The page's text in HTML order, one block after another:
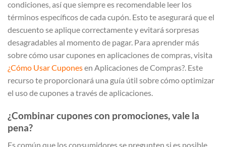
condiciones, así que siempre es recomendable leer los
términos específicos de cada cupón. Esto te asegurará que el
descuento se aplique correctamente y evitará sorpresas
desagradables al momento de pagar. Para aprender más
sobre cómo usar cupones en aplicaciones de compras, visita
¿Cómo Usar Cuponesen Aplicaciones de Compras?. Este
recurso te proporcionará una guía útil sobre cómo optimizar
el uso de cupones a través de aplicaciones.
¿Combinar cupones con promociones, vale la
pena?
Es común que los consumidores se pregunten si es posible